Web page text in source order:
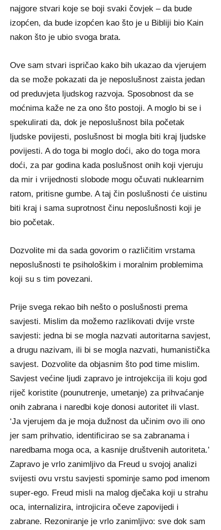
najgore stvari koje se boji svaki čovjek – da bude
izopćen, da bude izopćen kao što je u Bibliji bio Kain
nakon što je ubio svoga brata.
Ove sam stvari ispričao kako bih ukazao da vjerujem
da se može pokazati da je neposlušnost zaista jedan
od preduvjeta ljudskog razvoja. Sposobnost da se
moćnima kaže ne za ono što postoji. A moglo bi se i
spekulirati da, dok je neposlušnost bila početak
ljudske povijesti, poslušnost bi mogla biti kraj ljudske
povijesti. A do toga bi moglo doći, ako do toga mora
doći, za par godina kada poslušnost onih koji vjeruju
da mir i vrijednosti slobode mogu očuvati nuklearnim
ratom, pritisne gumbe. A taj čin poslušnosti će uistinu
biti kraj i sama suprotnost činu neposlušnosti koji je
bio početak.
Dozvolite mi da sada govorim o različitim vrstama
neposlušnosti te psihološkim i moralnim problemima
koji su s tim povezani.
Prije svega rekao bih nešto o poslušnosti prema
savjesti. Mislim da možemo razlikovati dvije vrste
savjesti: jedna bi se mogla nazvati autoritarna savjest,
a drugu nazivam, ili bi se mogla nazvati, humanistička
savjest. Dozvolite da objasnim što pod time mislim.
Savjest većine ljudi zapravo je introjekcija ili koju god
riječ koristite (pounutrenje, umetanje) za prihvaćanje
onih zabrana i naredbi koje donosi autoritet ili vlast.
‘Ja vjerujem da je moja dužnost da učinim ovo ili ono
jer sam prihvatio, identificirao se sa zabranama i
naredbama moga oca, a kasnije društvenih autoriteta.’
Zapravo je vrlo zanimljivo da Freud u svojoj analizi
svijesti ovu vrstu savjesti spominje samo pod imenom
super-ego. Freud misli na malog dječaka koji u strahu
oca, internalizira, introjicira očeve zapovijedi i
zabrane. Rezoniranje je vrlo zanimljivo: sve dok sam